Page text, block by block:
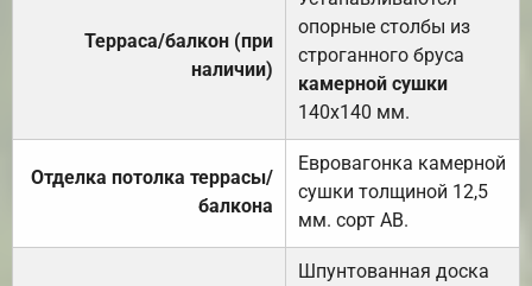
Терраса/балкон (при
наличии)
опорные столбы из
строганного бруса
камерной сушки
140х140 мм.
Отделка потолка террасы/
балкона
Евровагонка камерной
сушки толщиной 12,5
мм. сорт АВ.
Шпунтованная доска